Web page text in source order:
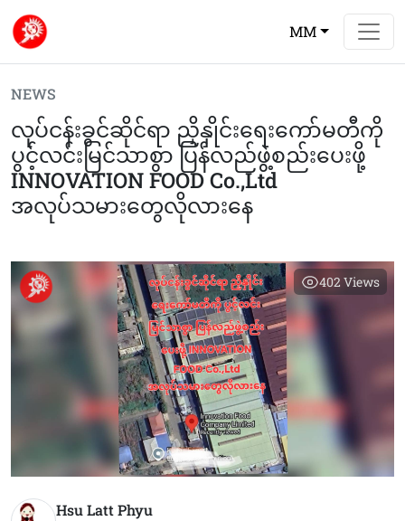
MM
NEWS
လုပ်ငန်းခွင်ဆိုင်ရာ ညှိနှိုင်းရေးကော်မတီကို
ပွင့်လင်းမြင်သာစွာ ပြန်လည်ဖွဲ့စည်းပေးဖို့
INNOVATION FOOD Co.,Ltd
အလုပ်သမားတွေလိုလားနေ
402 Views
Hsu Latt Phyu